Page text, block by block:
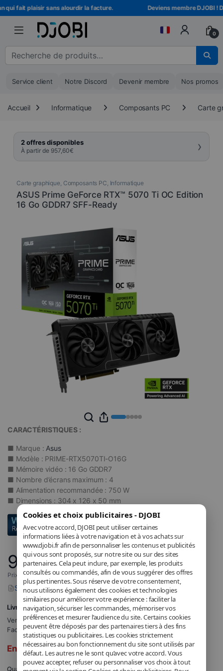
Cookies et choix publicitaires - DJOBI
Avec votre accord, DJOBI peut utiliser certaines
informations liées à votre navigation et à vos achats sur
www.djobi.fr afin de personnaliser les contenus et publicités
qui vous sont proposés, sur notre site ou sur des sites
partenaires. Cela peut inclure, par exemple, les produits
consultés ou commandés, afin de vous suggérer des offres
plus pertinentes. Sous réserve de votre consentement,
nous utilisons également des cookies et technologies
similaires pour améliorer votre expérience : faciliter la
navigation, sécuriser les commandes, mémoriser vos
préférences et mesurer l’audience du site. Certains cookies
peuvent être déposés par des partenaires tiers à des fins
statistiques ou publicitaires. Les cookies strictement
nécessaires au bon fonctionnement du site sont utilisés par
défaut. Les autres ne le sont qu’avec votre accord. Vous
pouvez accepter, refuser ou personnaliser vos choix à tout
Skip to navigation
Skip to content
fait plaisir sans alourdir la facture. Deviens membre DJOBI !
0
Recherche pour :
Service client Notre Discord Devenir membre Nos promos
Accueil Informatique Composants PC Carte
2 offres disponibles
À partir de 957,60€ ›
Carte graphique, Composants PC, Informatique
ASUS Prime GeForce RTX™ 5070 Ti OC Edition
16 Go GDDR7 SFF-Ready
CARACTÉRISTIQUES :
■ Marque : Asus
■ Modèle : PRIME-RTX5070TI-O16G
■ Mémoire vidéo : 16 Go GDDR7
■ Nombre d’écrans maximum : 4
■ Alimentation recommandée : 750 W
■ Dimensions : 304 x 126 x 50 mm
957,60€
Prix incluant la TVA applicable.
Signaler un problème avec ce produit
Livraison GRATUITE
Vendu et expédié parDJOBI_FR.
Facturé par DJOBI.
En rupture de stock
Quantité